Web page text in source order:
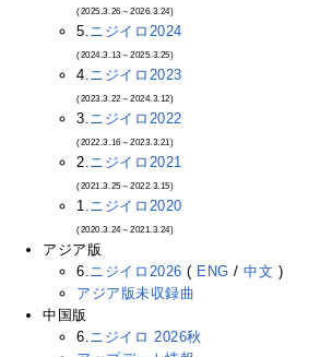
(2025.3.26～2026.3.24)
5. ニジイロ2024
(2024.3.13～2025.3.25)
4. ニジイロ2023
(2023.3.22～2024.3.12)
3. ニジイロ2022
(2022.3.16～2023.3.21)
2. ニジイロ2021
(2021.3.25～2022.3.15)
1. ニジイロ2020
(2020.3.24～2021.3.24)
アジア版
6. ニジイロ2026 ( ENG /中文 )
アジア版未収録曲
中国版
6. ニジイロ 2026秋